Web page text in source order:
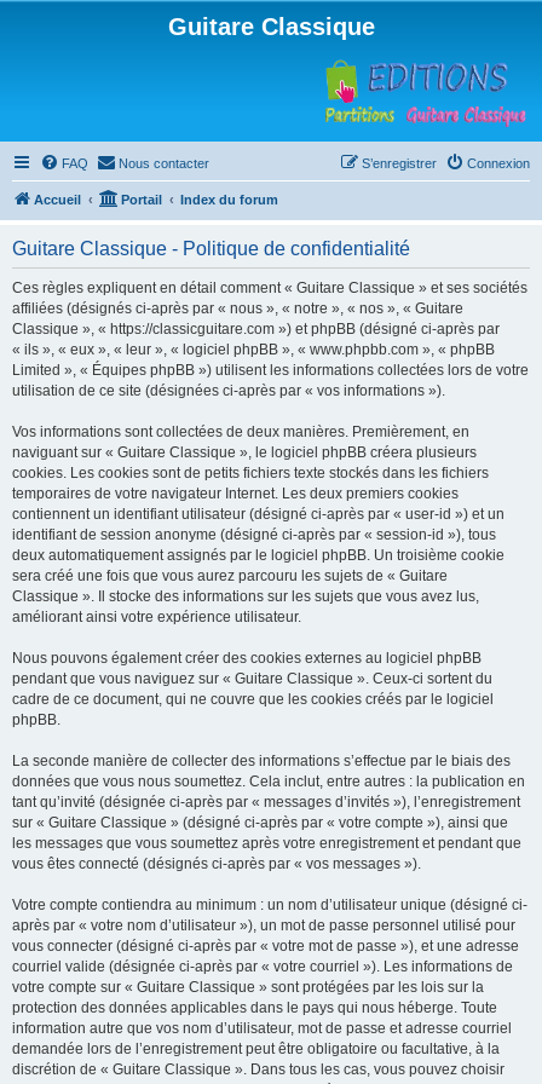
Guitare Classique
FAQ Nous contacter Connexion
S’enregistrer
Accueil Portail Index du forum
Guitare Classique - Politique de confidentialité
Ces règles expliquent en détail comment « Guitare Classique » et ses sociétés
affiliées (désignés ci-après par « nous », « notre », « nos », « Guitare
Classique », « https://classicguitare.com ») et phpBB (désigné ci-après par
« ils », « eux », « leur », « logiciel phpBB », « www.phpbb.com », « phpBB
Limited », « Équipes phpBB ») utilisent les informations collectées lors de votre
utilisation de ce site (désignées ci-après par « vos informations »).
Vos informations sont collectées de deux manières. Premièrement, en
naviguant sur « Guitare Classique », le logiciel phpBB créera plusieurs
cookies. Les cookies sont de petits fichiers texte stockés dans les fichiers
temporaires de votre navigateur Internet. Les deux premiers cookies
contiennent un identifiant utilisateur (désigné ci-après par « user-id ») et un
identifiant de session anonyme (désigné ci-après par « session-id »), tous
deux automatiquement assignés par le logiciel phpBB. Un troisième cookie
sera créé une fois que vous aurez parcouru les sujets de « Guitare
Classique ». Il stocke des informations sur les sujets que vous avez lus,
améliorant ainsi votre expérience utilisateur.
Nous pouvons également créer des cookies externes au logiciel phpBB
pendant que vous naviguez sur « Guitare Classique ». Ceux-ci sortent du
cadre de ce document, qui ne couvre que les cookies créés par le logiciel
phpBB.
La seconde manière de collecter des informations s’effectue par le biais des
données que vous nous soumettez. Cela inclut, entre autres : la publication en
tant qu’invité (désignée ci-après par « messages d’invités »), l’enregistrement
sur « Guitare Classique » (désigné ci-après par « votre compte »), ainsi que
les messages que vous soumettez après votre enregistrement et pendant que
vous êtes connecté (désignés ci-après par « vos messages »).
Votre compte contiendra au minimum : un nom d’utilisateur unique (désigné ci-
après par « votre nom d’utilisateur »), un mot de passe personnel utilisé pour
vous connecter (désigné ci-après par « votre mot de passe »), et une adresse
courriel valide (désignée ci-après par « votre courriel »). Les informations de
votre compte sur « Guitare Classique » sont protégées par les lois sur la
protection des données applicables dans le pays qui nous héberge. Toute
information autre que vos nom d’utilisateur, mot de passe et adresse courriel
demandée lors de l’enregistrement peut être obligatoire ou facultative, à la
discrétion de « Guitare Classique ». Dans tous les cas, vous pouvez choisir